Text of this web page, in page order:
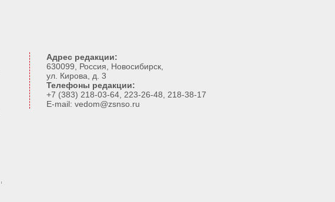
Адрес редакции:
630099, Россия, Новосибирск,
ул. Кирова, д. 3
Телефоны редакции:
+7 (383) 218-03-64, 223-26-48, 218-38-17
E-mail: vedom@zsnso.ru